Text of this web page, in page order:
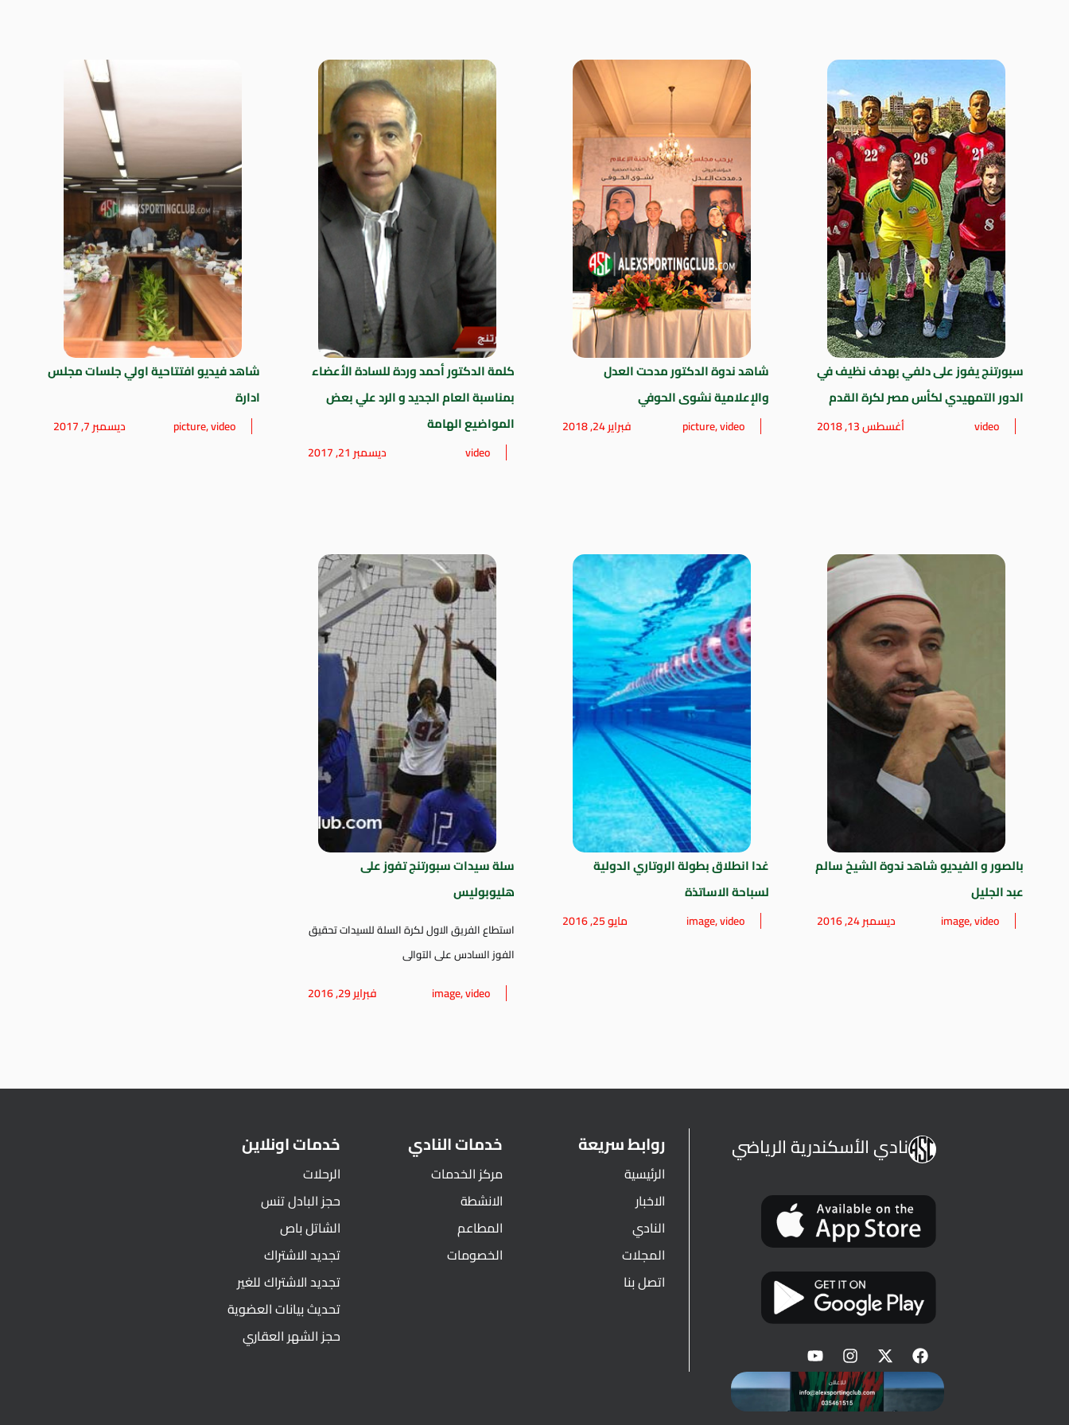
سبورتنج يفوز على دلفي بهدف نظيف في
الدور التمهيدي لكأس مصر لكرة القدم
video أغسطس 13, 2018
شاهد ندوة الدكتور مدحت العدل
والإعلامية نشوى الحوفي
picture,video فبراير 24, 2018
كلمة الدكتور أحمد وردة للسادة الأعضاء
بمناسبة العام الجديد و الرد علي بعض
المواضيع الهامة
video ديسمبر 21, 2017
شاهد فيديو افتتاحية اولي جلسات مجلس
ادارة
picture,video ديسمبر 7, 2017
بالصور و الفيديو شاهد ندوة الشيخ سالم
عبد الجليل
image,video ديسمبر 24, 2016
غدا انطلاق بطولة الروتاري الدولية
لسباحة الاساتذة
image,video مايو 25, 2016
سلة سيدات سبورتنج تفوز على
هليوبوليس
استطاع الفريق الاول لكرة السلة للسيدات تحقيق
الفوز السادس على التوالى
image,video فبراير 29, 2016
نادي الأسكندرية الرياضي روابط سريعة
الرئيسية
الاخبار
النادي
المجلات
اتصل بنا
خدمات النادي
مركز الخدمات
الانشطة
المطاعم
الخصومات
خدمات اونلاين
الرحلات
حجز البادل تنس
الشاتل باص
تجديد الاشتراك
تجديد الاشتراك للغير
تحديث بيانات العضوية
حجز الشهر العقاري